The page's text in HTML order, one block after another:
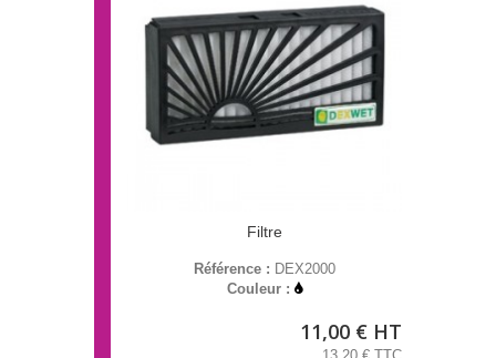
Filtre
Référence : DEX2000
Couleur :
11,00 € HT